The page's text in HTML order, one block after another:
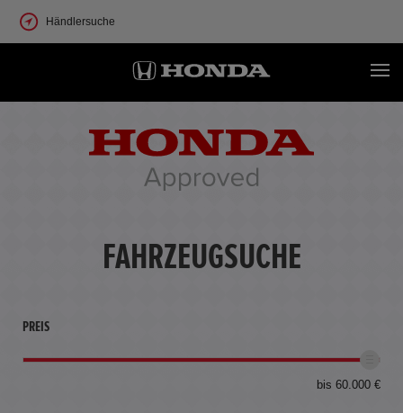
Händlersuche
FAHRZEUGSUCHE
PREIS
bis 60.000 €